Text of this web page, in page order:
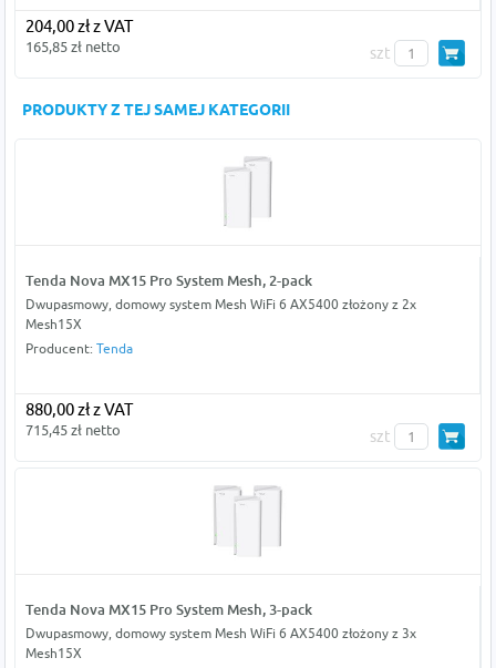
204,00 zł z VAT
165,85 zł netto szt
PRODUKTY Z TEJ SAMEJ KATEGORII
Tenda Nova MX15 Pro System Mesh, 2-pack
Dwupasmowy, domowy system Mesh WiFi 6 AX5400 złożony z 2x
Mesh15X
Producent: Tenda
880,00 zł z VAT
715,45 zł netto szt
Tenda Nova MX15 Pro System Mesh, 3-pack
Dwupasmowy, domowy system Mesh WiFi 6 AX5400 złożony z 3x
Mesh15X